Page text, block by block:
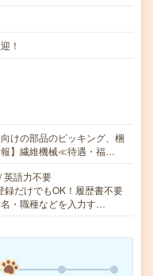
！
けの部品のピッキング、梱
報】繊維機械≪待遇・福…
英語力不要
だけでもOK！履歴書不要
・職種などを入力す…